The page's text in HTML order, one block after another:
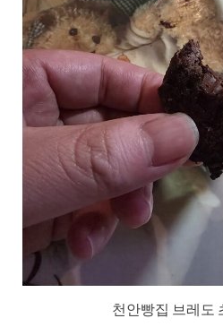
천안빵집 브레도